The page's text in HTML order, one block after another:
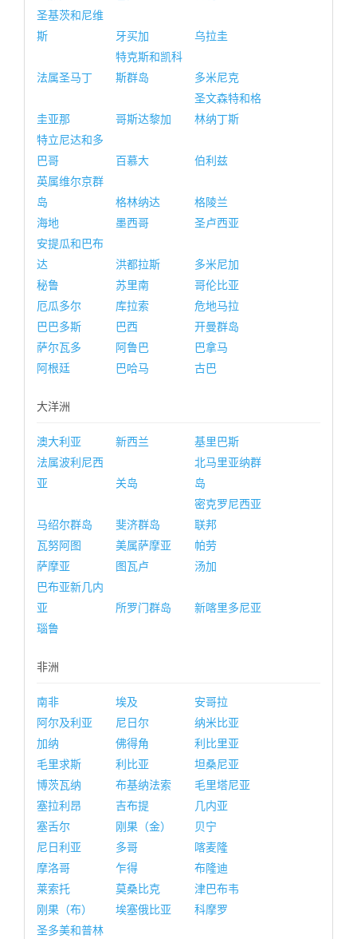
圣基茨和尼维
斯
牙买加 乌拉圭
法属圣马丁
特克斯和凯科
斯群岛
多米尼克
圭亚那 哥斯达黎加
圣文森特和格
林纳丁斯
特立尼达和多
巴哥
百慕大
伯利兹
英属维尔京群
岛
格林纳达
格陵兰
海地
墨西哥
圣卢西亚
安提瓜和巴布
达
洪都拉斯
多米尼加
秘鲁
苏里南
哥伦比亚
厄瓜多尔
库拉索
危地马拉
巴巴多斯
巴西
开曼群岛
萨尔瓦多
阿鲁巴
巴拿马
阿根廷
巴哈马 古巴
大洋洲
澳大利亚 新西兰
基里巴斯
法属波利尼西
亚
关岛
北马里亚纳群
岛
马绍尔群岛 斐济群岛
密克罗尼西亚
联邦
瓦努阿图
美属萨摩亚
帕劳
萨摩亚
图瓦卢
汤加
巴布亚新几内
亚
所罗门群岛
新喀里多尼亚
瑙鲁
非洲
南非 埃及
安哥拉
阿尔及利亚
尼日尔
纳米比亚
加纳
佛得角
利比里亚
毛里求斯
利比亚
坦桑尼亚
博茨瓦纳
布基纳法索
毛里塔尼亚
塞拉利昂
吉布提
几内亚
塞舌尔
刚果（金）
贝宁
尼日利亚
多哥
喀麦隆
摩洛哥
乍得
布隆迪
莱索托
莫桑比克
津巴布韦
刚果（布）
埃塞俄比亚
科摩罗
圣多美和普林